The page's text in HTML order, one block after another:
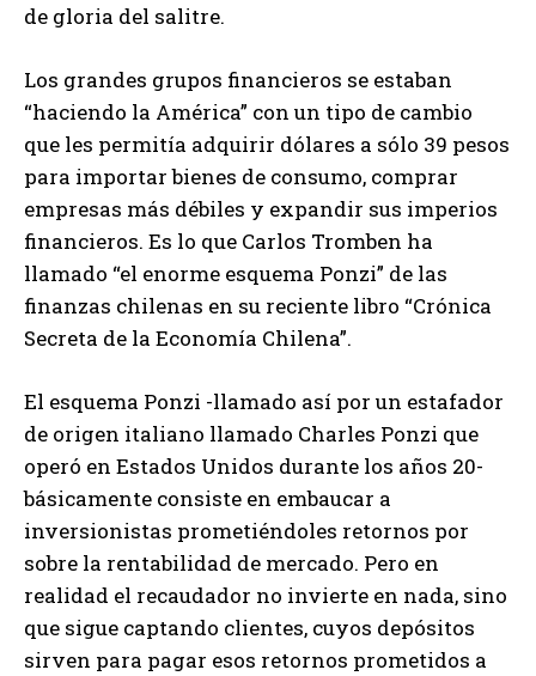
de gloria del salitre.
Los grandes grupos financieros se estaban
“haciendo la América” con un tipo de cambio
que les permitía adquirir dólares a sólo 39 pesos
para importar bienes de consumo, comprar
empresas más débiles y expandir sus imperios
financieros. Es lo que Carlos Tromben ha
llamado “el enorme esquema Ponzi” de las
finanzas chilenas en su reciente libro “Crónica
Secreta de la Economía Chilena”.
El esquema Ponzi -llamado así por un estafador
de origen italiano llamado Charles Ponzi que
operó en Estados Unidos durante los años 20-
básicamente consiste en embaucar a
inversionistas prometiéndoles retornos por
sobre la rentabilidad de mercado. Pero en
realidad el recaudador no invierte en nada, sino
que sigue captando clientes, cuyos depósitos
sirven para pagar esos retornos prometidos a